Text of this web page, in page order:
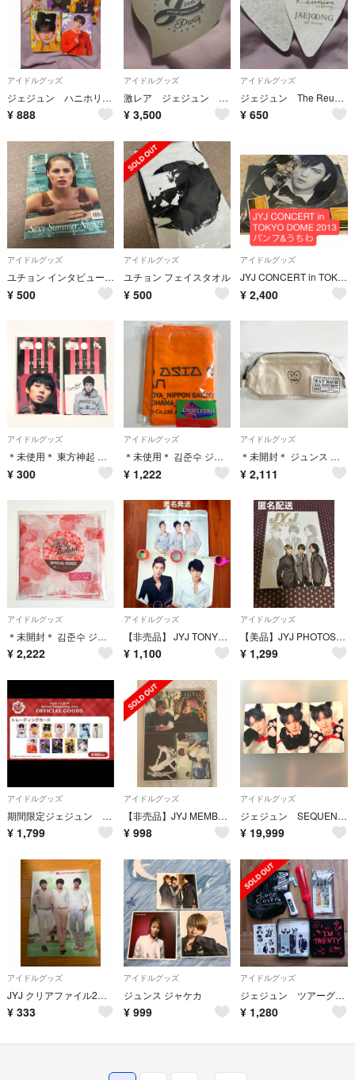
アイドルグッズ
ジェジュン ハニホリ トレカ ファンミーティング 2025 公式
¥ 888
アイドルグッズ
激レア ジェジュン J-party 2015 韓国公演 落下物 ハート
¥ 3,500
アイドルグッズ
ジェジュン The Reunion in memory ハート 2枚
¥ 650
アイドルグッズ
ユチョン インタビュー 掲載 ELLE
¥ 500
アイドルグッズ
ユチョン フェイスタオル
¥ 500
アイドルグッズ
JYJ CONCERT in TOKYO DOME 2013 パンフ&うちわ
¥ 2,400
アイドルグッズ
＊未使用＊ 東方神起 동방신기 JYJ パク ユチョン ステッカー シール
¥ 300
アイドルグッズ
＊未使用＊ 김준수 ジュンス XIA JUNSU INCREDIBLE タオル
¥ 1,222
アイドルグッズ
＊未開封＊ ジュンス WAY BACK XIA CONCERT 2019 ポーチ
¥ 2,111
アイドルグッズ
＊未開封＊ 김준수 ジュンス 2014 XIA THE BEST BALLAD
¥ 2,222
アイドルグッズ
【非売品】 JYJ TONYMOLY ショッピングバッグ ポスター トニーモリー
¥ 1,100
アイドルグッズ
【美品】JYJ PHOTOSTORY 写真集 ジェジュン ジュンス ユチョン
¥ 1,299
アイドルグッズ
期間限定ジェジュン ハニホリ ファンミーティング 2025 トレカ コンプリート
¥ 1,799
アイドルグッズ
【非売品】JYJ MEMBERSHIP WEEK写真展 印刷写真 ポストカード
¥ 998
アイドルグッズ
ジェジュン SEQUENCE トレカ HELLOLIVE 公式
¥ 19,999
アイドルグッズ
JYJ クリアファイル2枚セット
¥ 333
アイドルグッズ
ジュンス ジャケカ
¥ 999
アイドルグッズ
ジェジュン ツアーグッズと公式ペンライト
¥ 1,280